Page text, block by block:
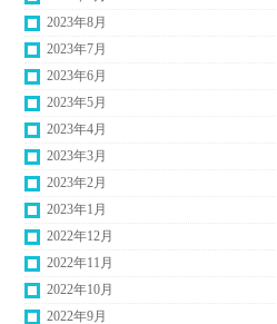
2023年8月
2023年7月
2023年6月
2023年5月
2023年4月
2023年3月
2023年2月
2023年1月
2022年12月
2022年11月
2022年10月
2022年9月